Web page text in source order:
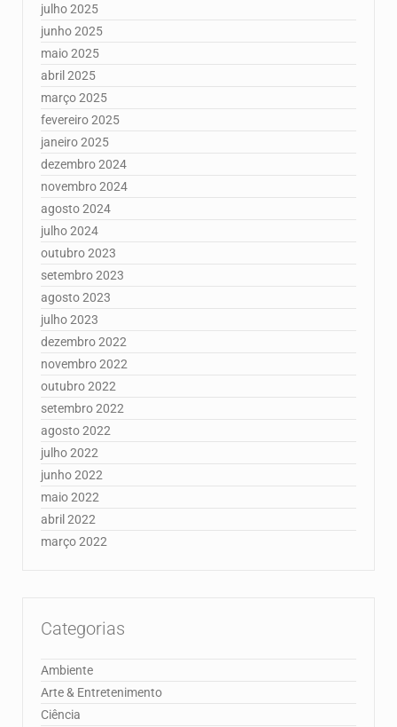
julho 2025
junho 2025
maio 2025
abril 2025
março 2025
fevereiro 2025
janeiro 2025
dezembro 2024
novembro 2024
agosto 2024
julho 2024
outubro 2023
setembro 2023
agosto 2023
julho 2023
dezembro 2022
novembro 2022
outubro 2022
setembro 2022
agosto 2022
julho 2022
junho 2022
maio 2022
abril 2022
março 2022
Categorias
Ambiente
Arte & Entretenimento
Ciência